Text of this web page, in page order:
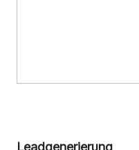
Leadgenerierung